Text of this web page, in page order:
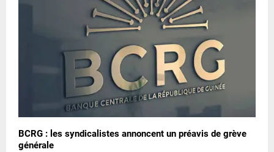
BCRG : les syndicalistes annoncent un préavis de grève
générale